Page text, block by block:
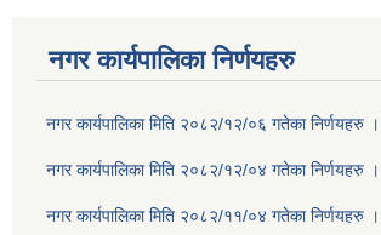
नगर कार्यपालिका निर्णयहरु
नगर कार्यपालिका मिति २०८२/१२/०६ गतेका निर्णयहरु
नगर कार्यपालिका मिति २०८२/१२/०४ गतेका निर्णयहरु
नगर कार्यपालिका मिति २०८२/११/०४ गतेका निर्णयहरु